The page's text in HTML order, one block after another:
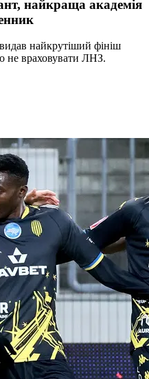
найкраща академія
найкрутіший фініш
не враховувати ЛНЗ.